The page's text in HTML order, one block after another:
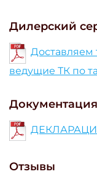
Дилерский
Доставляем
ведущие ТК по
Отзывы